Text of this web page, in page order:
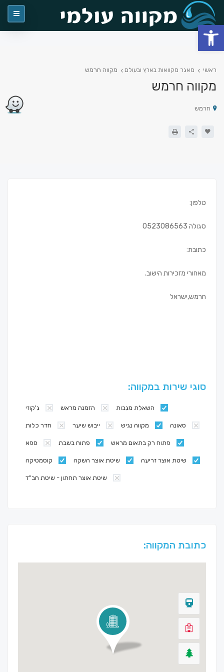
ראשי מאגר מקוואות בארץ ובעולם מקווה חרמש
מקווה חרמש
חרמש
טלפון:
סגולה 0523086563
כתובת:
מאחורי מזכירות הישוב.
חרמש,ישראל
סוגי שירות במקווה:
ג'קוזי הזמנה מראש השאלת מגבות
חדר כלות ייבוש שיער מקווה נגיש סאונה
ספא פתוח בשבת פתוח רק בתאום מראש
קוסמטיקה שיטת אוצר השקה שיטת אוצר זריעה
שיטת אוצר תחתון - שיטת חב"ד
כתובת המקווה:
פתח סרגל נגישות